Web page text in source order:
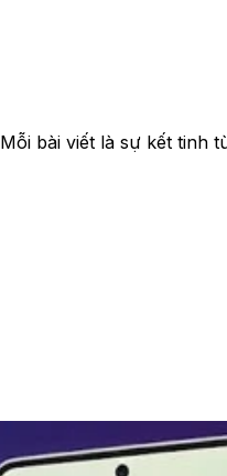
bài viết là sự kết tinh